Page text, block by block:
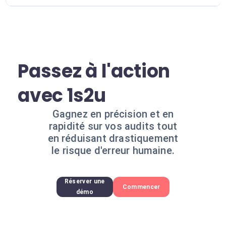
Passez à l'action
avec 1s2u
Gagnez en précision et en
rapidité sur vos audits tout
en réduisant drastiquement
le risque d'erreur humaine.
Réserver une
démo
Commencer